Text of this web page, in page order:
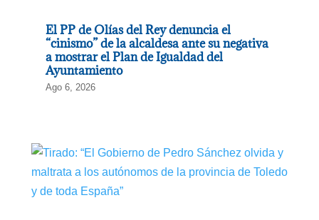
El PP de Olías del Rey denuncia el
“cinismo” de la alcaldesa ante su negativa
a mostrar el Plan de Igualdad del
Ayuntamiento
Ago 6, 2026